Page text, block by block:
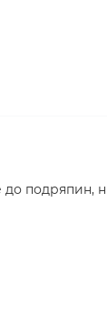
до подряпин,